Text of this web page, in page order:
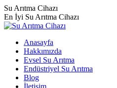
Skip
to
content
Su Arıtma Cihazı
En İyi Su Arıtma Cihazı
Anasayfa
Hakkımızda
Evsel Su Arıtma
Endüstriyel Su Arıtma
Blog
İletişim